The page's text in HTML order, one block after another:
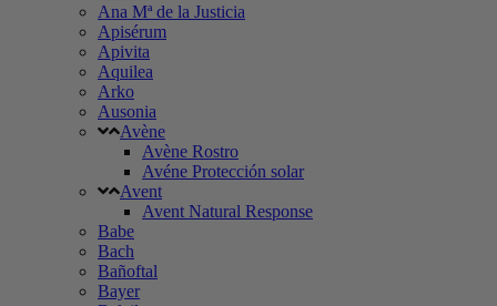
Ana Mª de la Justicia
Apisérum
Apivita
Aquilea
Arko
Ausonia
Avène
Avène Rostro
Avéne Protección solar
Avent
Avent Natural Response
Babe
Bach
Bañoftal
Bayer